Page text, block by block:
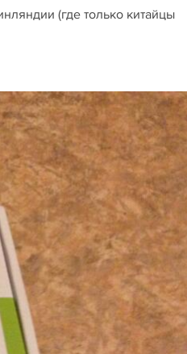
(где только китайцы